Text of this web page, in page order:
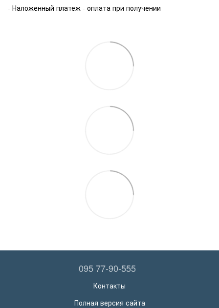
- Наложенный платеж - оплата при получении
095 77-90-555
Контакты
Полная версия сайта